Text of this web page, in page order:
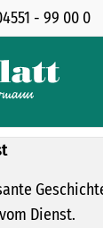
- 99 00 0
Dienst.